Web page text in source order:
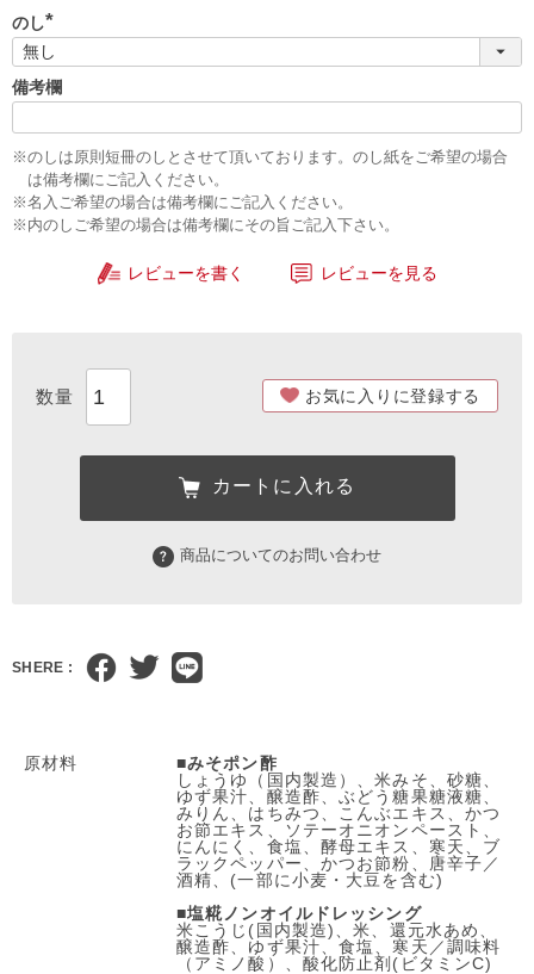
のし
(
必
須
)
備考欄
※のしは原則短冊のしとさせて頂いております。のし紙をご希望の場合
は備考欄にご記入ください。
※名入ご希望の場合は備考欄にご記入ください。
※内のしご希望の場合は備考欄にその旨ご記入下さい。
レビューを書く レビューを見る
お気に入りに登録する
カートに入れる
商品についてのお問い合わせ
SHERE :
原材料 ■みそポン酢
しょうゆ（国内製造）、米みそ、砂糖、
ゆず果汁、醸造酢、ぶどう糖果糖液糖、
みりん、はちみつ、こんぶエキス、かつ
お節エキス、ソテーオニオンペースト、
にんにく、食塩、酵母エキス、寒天、ブ
ラックペッパー、かつお節粉、唐辛子／
酒精、(一部に小麦・大豆を含む)
■塩糀ノンオイルドレッシング
米こうじ(国内製造)、米、還元水あめ、
醸造酢、ゆず果汁、食塩、寒天／調味料
（アミノ酸）、酸化防止剤(ビタミンC)